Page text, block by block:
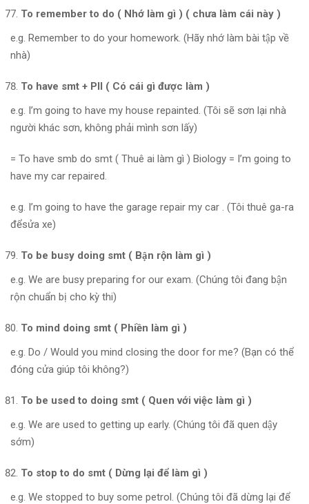
To remember to do ( Nhớ làm gì ) ( chưa làm cái này )
e.g. Remember to do your homework. (Hãy nhớ làm bài tập về
nhà)
To have smt + PII ( Có cái gì được làm )
e.g. I’m going to have my house repainted. (Tôi sẽ sơn lại nhà
người khác sơn, không phải mình sơn lấy)
= To have smb do smt ( Thuê ai làm gì ) Biology = I’m going to
have my car repaired.
e.g. I’m going to have the garage repair my car . (Tôi thuê ga-ra
đểsửa xe)
To be busy doing smt ( Bận rộn làm gì )
e.g. We are busy preparing for our exam. (Chúng tôi đang bận
rộn chuẩn bị cho kỳ thi)
To mind doing smt ( Phiền làm gì )
e.g. Do / Would you mind closing the door for me? (Bạn có thể
đóng cửa giúp tôi không?)
To be used to doing smt ( Quen với việc làm gì )
e.g. We are used to getting up early. (Chúng tôi đã quen dậy
sớm)
To stop to do smt ( Dừng lại để làm gì )
e.g. We stopped to buy some petrol. (Chúng tôi đã dừng lại để